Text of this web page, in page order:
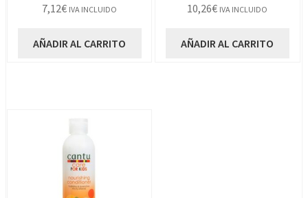
7,12€ IVA INCLUIDO
AÑADIR AL CARRITO
10,26€ IVA INCLUIDO
AÑADIR AL CARRITO